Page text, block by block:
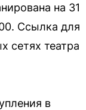
на 31
Ссылка для
сетях театра
в